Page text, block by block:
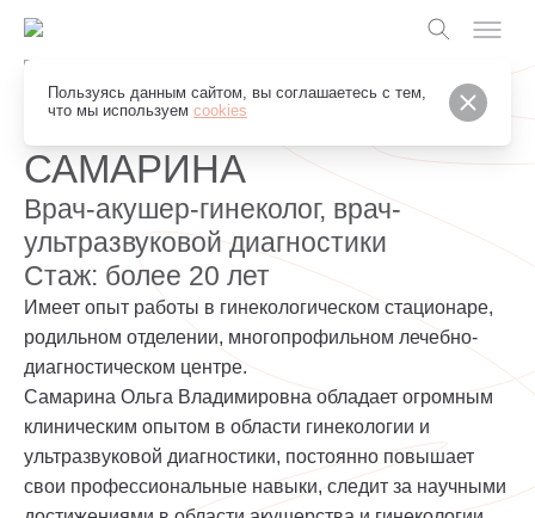
Пользуясь данным сайтом, вы соглашаетесь с тем,
что мы используем cookies
Грейс Клуб
ОЛЬГА ВЛАДИМИРОВНА
САМАРИНА
Врач-акушер-гинеколог, врач-
ультразвуковой диагностики
Стаж: более 20 лет
Имеет опыт работы в гинекологическом стационаре,
родильном отделении, многопрофильном лечебно-
диагностическом центре.
Самарина Ольга Владимировна обладает огромным
клиническим опытом в области гинекологии и
ультразвуковой диагностики, постоянно повышает
свои профессиональные навыки, следит за научными